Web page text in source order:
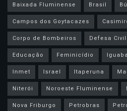
Baixada Fluminense
Brasil
Campos dos Goytacazes
Corpo de Bombeiros
Defesa Civil
Educação
Feminicídio
Inmet
Israel Itaperuna
Niterói
Noroeste Fluminense
Nova Friburgo
Petrobras